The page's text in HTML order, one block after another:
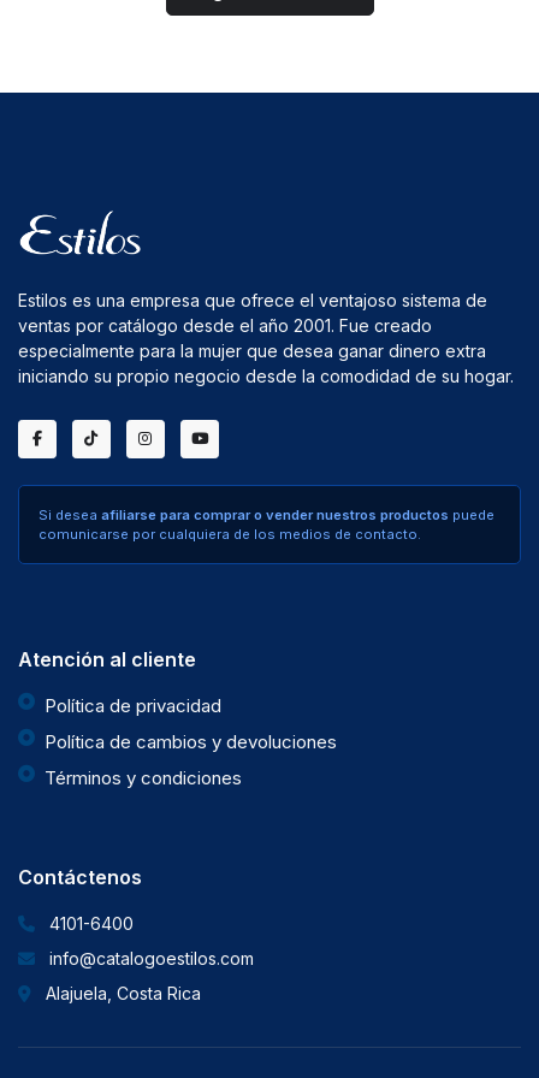
Estilos es una empresa que ofrece el ventajoso sistema de
ventas por catálogo desde el año 2001. Fue creado
especialmente para la mujer que desea ganar dinero extra
iniciando su propio negocio desde la comodidad de su hogar.
Si desea afiliarse para comprar o vender nuestros productos puede
comunicarse por cualquiera de los medios de contacto.
Atención al cliente
Política de privacidad
Política de cambios y devoluciones
Términos y condiciones
Contáctenos
4101-6400
info@catalogoestilos.com
Alajuela, Costa Rica